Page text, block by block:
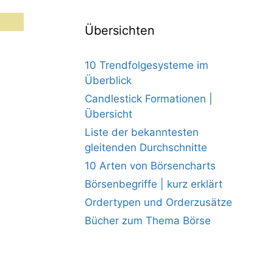
Übersichten
10 Trendfolgesysteme im
Überblick
Candlestick Formationen |
Übersicht
Liste der bekanntesten
gleitenden Durchschnitte
10 Arten von Börsencharts
Börsenbegriffe | kurz erklärt
Ordertypen und Orderzusätze
Bücher zum Thema Börse